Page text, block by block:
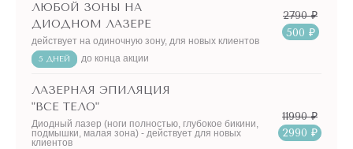
ЛЮБОЙ ЗОНЫ НА
ДИОДНОМ ЛАЗЕРЕ
действует на одиночную зону, для новых клиентов
5 ДНЕЙ до конца акции
2790 ₽
500 ₽
ЛАЗЕРНАЯ ЭПИЛЯЦИЯ
"ВСЕ ТЕЛО"
Диодный лазер (ноги полностью, глубокое бикини,
подмышки, малая зона) - действует для новых
клиентов
11990 ₽
2990 ₽